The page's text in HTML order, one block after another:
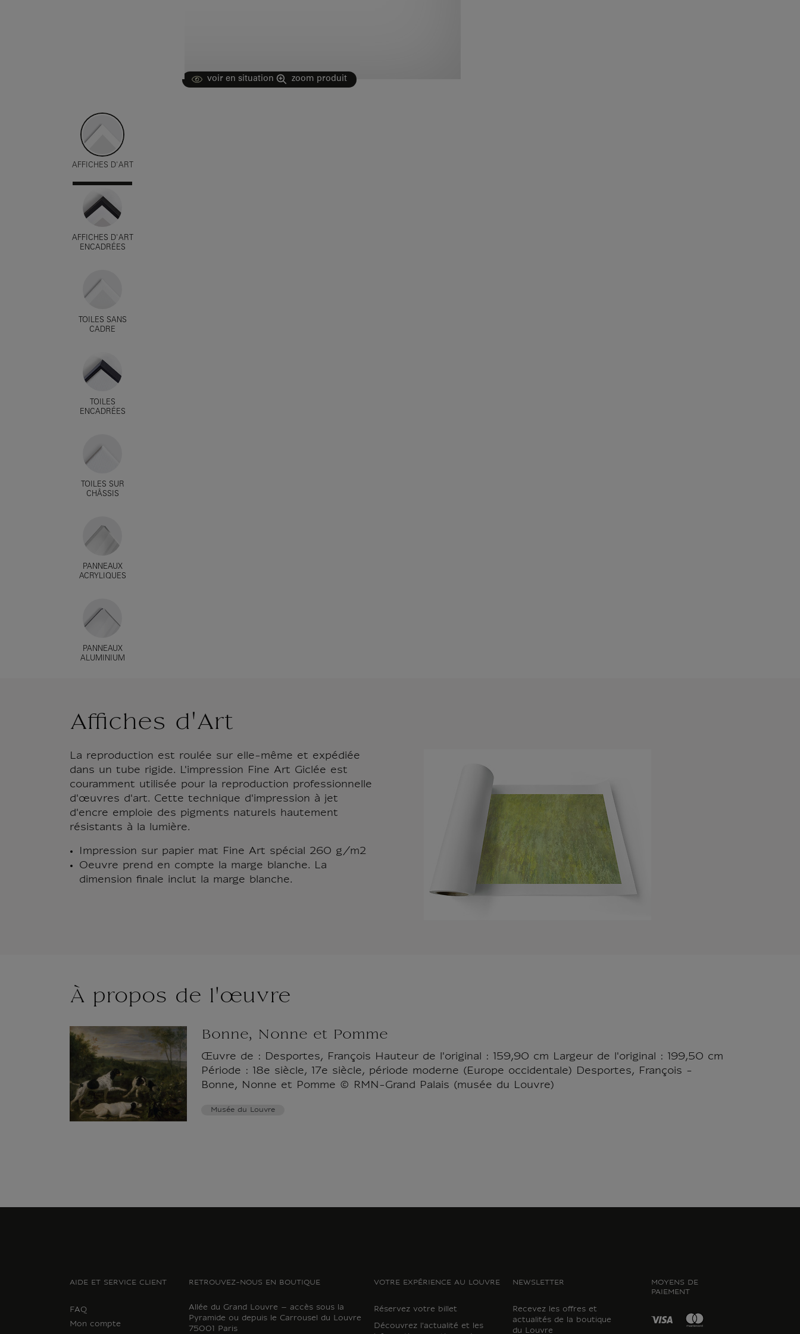
voir en situation zoom produit
AFFICHES D'ART
AFFICHES D'ART
ENCADRÉES
TOILES SANS
CADRE
TOILES
ENCADRÉES
TOILES SUR
CHÂSSIS
PANNEAUX
ACRYLIQUES
PANNEAUX
ALUMINIUM
Affiches d'Art
La reproduction est roulée sur elle-même et expédiée
dans un tube rigide. L'impression Fine Art Giclée est
couramment utilisée pour la reproduction professionnelle
d'œuvres d'art. Cette technique d'impression à jet
d'encre emploie des pigments naturels hautement
résistants à la lumière.
Impression sur papier mat Fine Art spécial 260 g/m2
Oeuvre prend en compte la marge blanche. La
dimension finale inclut la marge blanche.
À propos de l'œuvre
Bonne, Nonne et Pomme
Œuvre de : Desportes, François Hauteur de l'original : 159,90 cm Largeur de l'original : 199,50 cm
Période : 18e siècle, 17e siècle, période moderne (Europe occidentale) Desportes, François -
Bonne, Nonne et Pomme © RMN-Grand Palais (musée du Louvre)
Musée du Louvre
AIDE ET SERVICE CLIENT
FAQ
Mon compte
RETROUVEZ-NOUS EN BOUTIQUE
Allée du Grand Louvre – accès sous la
Pyramide ou depuis le Carrousel du Louvre
75001 Paris
VOTRE EXPÉRIENCE AU LOUVRE
Réservez votre billet
Découvrez l'actualité et les
NEWSLETTER
Recevez les offres et
actualités de la boutique
du Louvre
MOYENS DE
PAIEMENT